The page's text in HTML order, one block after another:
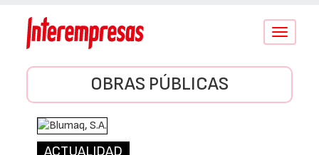
Conmutar
OBRAS PÚBLICAS
ACTUALIDAD